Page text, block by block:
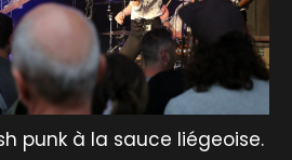
punk à la sauce liégeoise.